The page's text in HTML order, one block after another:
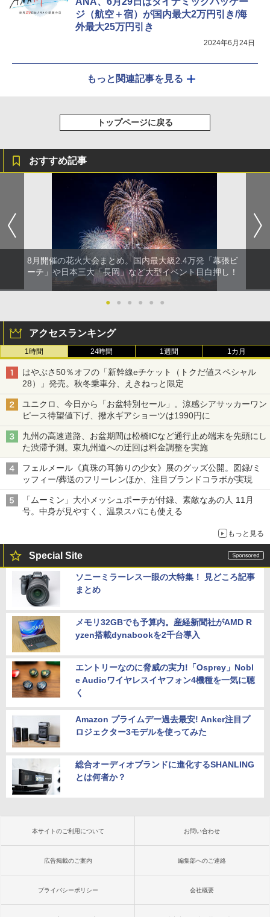
ジ（航空＋宿）が国内最大2万円引き/海
外最大25万円引き
2024年6月24日
もっと関連記事を見る
トップページに戻る
おすすめ記事
8月開催の花火大会まとめ。国内最大級2.4万発「幕張ビ
ーチ」や日本三大「長岡」など大型イベント目白押し！
● ● ● ● ● ●
アクセスランキング
1時間 24時間 1週間 1カ月
はやぶさ50％オフの「新幹線eチケット（トクだ値スペシャル
28）」発売。秋冬乗車分、えきねっと限定
ユニクロ、今日から「お盆特別セール」。涼感シアサッカーワン
ピース待望値下げ、撥水ギアショーツは1990円に
九州の高速道路、お盆期間は松橋ICなど通行止め端末を先頭にし
た渋滞予測。東九州道への迂回は料金調整を実施
フェルメール《真珠の耳飾りの少女》展のグッズ公開。図録/ミ
ッフィー/葬送のフリーレンほか、注目ブランドコラボが実現
「ムーミン」大小メッシュポーチが付録、素敵なあの人 11月
号。中身が見やすく、温泉スパにも使える
もっと見る
Special Site
ソニーミラーレス一眼の大特集！ 見どころ記事
まとめ
メモリ32GBでも予算内。産経新聞社がAMD R
yzen搭載dynabookを2千台導入
エントリーなのに脅威の実力!「Osprey」Nobl
e Audioワイヤレスイヤフォン4機種を一気に聴
く
Amazon プライムデー過去最安! Anker注目プ
ロジェクター3モデルを使ってみた
総合オーディオブランドに進化するSHANLING
とは何者か？
本サイトのご利用について お問い合わせ
広告掲載のご案内 編集部へのご連絡
プライバシーポリシー 会社概要